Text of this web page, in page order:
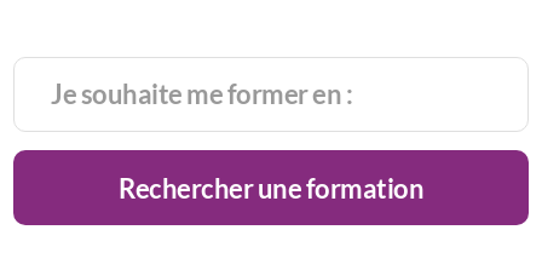
de
réussite
très
prisé
recruteurs
du
chiffre
!
caméra
:
rester
charismatique
?
gastronomieintégrer
alpha
Rechercher une formation